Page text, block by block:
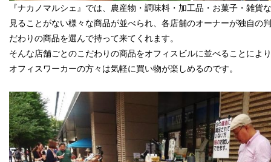
『ナカノマルシェ』では、農産物・調味料・加工品・お菓子・雑貨
見ることがない様々な商品が並べられ、各店舗のオーナーが独自の
だわりの商品を選んで持って来てくれます。
そんな店舗ごとのこだわりの商品をオフィスビルに並べることによ
オフィスワーカーの方々は気軽に買い物が楽しめるのです。